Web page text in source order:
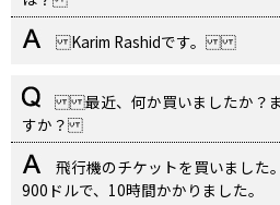
Karim Rashidです。
最近、何か買いましたか？ま
すか？
飛行機のチケットを買いました
900ドルで、10時間かかりました。